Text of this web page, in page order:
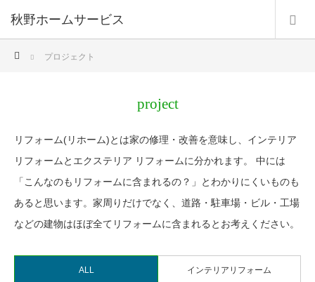
秋野ホームサービス
プロジェクト
project
リフォーム(リホーム)とは家の修理・改善を意味し、インテリア
リフォームとエクステリア リフォームに分かれます。 中には
「こんなのもリフォームに含まれるの？」とわかりにくいものも
あると思います。家周りだけでなく、道路・駐車場・ビル・工場
などの建物はほぼ全てリフォームに含まれるとお考えください。
ALL インテリアリフォーム